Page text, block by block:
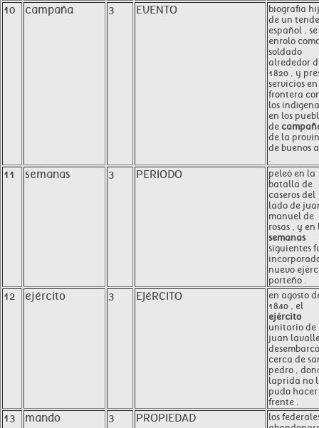
10 campaña 3 EVENTO
biografía
de un
español , se
enroló
soldado
alrededor
1820 , y
servicios
frontera
los
en los
de
de la
de buenos
.
11 semanas 3 PERIODO
peleó en la
batalla de
caseros del
lado de
manuel de
rosas , y en
semanas
siguientes
nuevo
porteño .
12 ejército 3 EJéRCITO
en agosto
1840 , el
ejército
unitario de
juan
desembarcó
cerca de
pedro ,
laprida no
pudo hacer
frente .
13 mando 3 PROPIEDAD
los